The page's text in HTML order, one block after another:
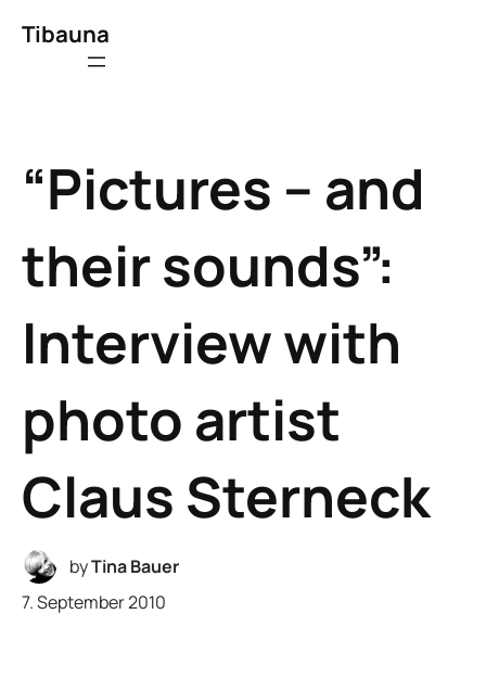
Tibauna
“Pictures – and
their sounds”:
Interview with
photo artist
Claus Sterneck
byTina Bauer
7. September 2010